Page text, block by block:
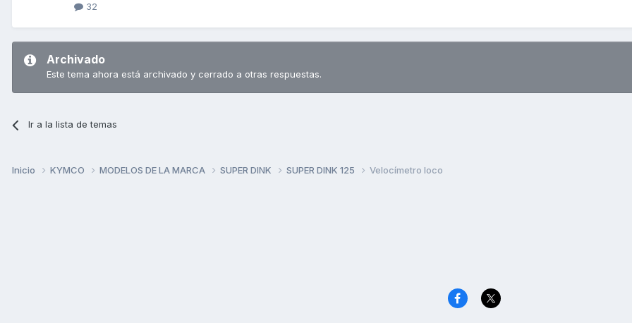
32
Archivado
Este tema ahora está archivado y cerrado a otras respuestas.
Ir a la lista de temas
Inicio KYMCO MODELOS DE LA MARCA SUPER DINK SUPER DINK 125 Velocímetro loco